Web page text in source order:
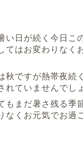
い日が続く今日こ
てはお変わりなく
秋ですが熱帯夜続
れていませんでし
もまだ暑さ残る季
なくお元気でお過